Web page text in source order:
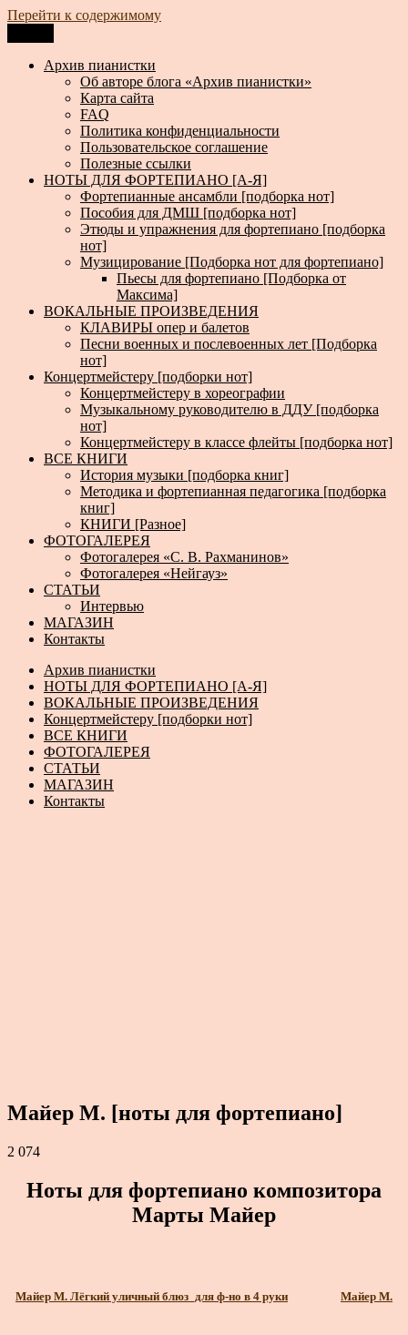
Перейти к содержимому
Архив пианистки
Всё для пианистов: ноты, книги, музыка, статьи…
Архив пианистки
Об авторе блога «Архив пианистки»
Карта сайта
FAQ
Политика конфиденциальности
Пользовательское соглашение
Полезные ссылки
НОТЫ ДЛЯ ФОРТЕПИАНО [А-Я]
Фортепианные ансамбли [подборка нот]
Пособия для ДМШ [подборка нот]
Этюды и упражнения для фортепиано [подборка
нот]
Музицирование [Подборка нот для фортепиано]
Пьесы для фортепиано [Подборка от
Максима]
ВОКАЛЬНЫЕ ПРОИЗВЕДЕНИЯ
КЛАВИРЫ опер и балетов
Песни военных и послевоенных лет [Подборка
нот]
Концертмейстеру [подборки нот]
Концертмейстеру в хореографии
Музыкальному руководителю в ДДУ [подборка
нот]
Концертмейстеру в классе флейты [подборка нот]
ВСЕ КНИГИ
История музыки [подборка книг]
Методика и фортепианная педагогика [подборка
книг]
КНИГИ [Разное]
ФОТОГАЛЕРЕЯ
Фотогалерея «С. В. Рахманинов»
Фотогалерея «Нейгауз»
СТАТЬИ
Интервью
МАГАЗИН
Контакты
Архив пианистки
НОТЫ ДЛЯ ФОРТЕПИАНО [А-Я]
ВОКАЛЬНЫЕ ПРОИЗВЕДЕНИЯ
Концертмейстеру [подборки нот]
ВСЕ КНИГИ
ФОТОГАЛЕРЕЯ
СТАТЬИ
МАГАЗИН
Контакты
Майер М. [ноты для фортепиано]
2 074
Ноты для фортепиано композитора
Марты Майер
Майер М. Лёгкий уличный блюз_для ф-но в 4 руки Майер М.